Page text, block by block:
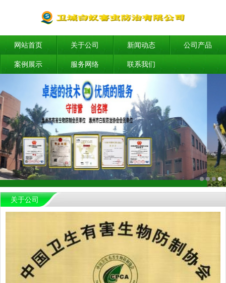
网站首页 关于公司 新闻动态 公司产品
案例展示 服务网络 联系我们
关于公司